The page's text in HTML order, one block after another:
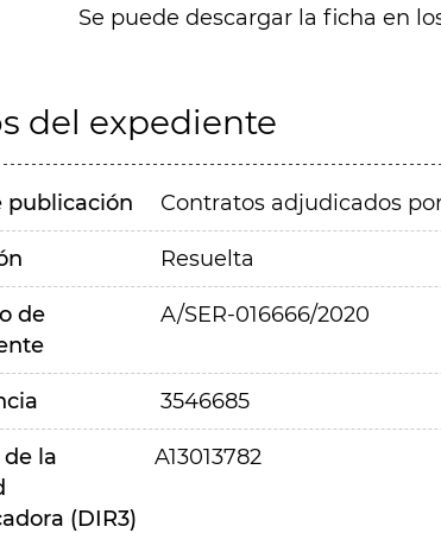
Se puede descargar la ficha en
del expediente
publicación Contratos adjudicados
Resuelta
de
A/SER-016666/2020
3546685
la
(DIR3)
A13013782